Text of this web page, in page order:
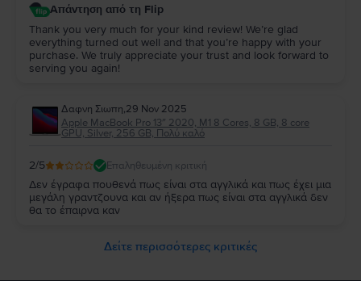
Απάντηση από τη Flip
Thank you very much for your kind review! We’re glad
everything turned out well and that you’re happy with your
purchase. We truly appreciate your trust and look forward to
serving you again!
Δαφνη Σιωπη,29 Nov 2025
Apple MacBook Pro 13″ 2020, M1 8 Cores, 8 GB, 8 core
GPU, Silver, 256 GB, Πολύ καλό
2/5 Επαληθευμένη κριτική
Δεν έγραφα πουθενά πως είναι στα αγγλικά και πως έχει μια
μεγάλη γραντζουνα και αν ήξερα πως είναι στα αγγλικά δεν
θα το έπαιρνα καν
Δείτε περισσότερες κριτικές